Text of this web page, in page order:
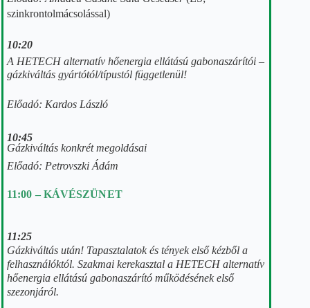
szinkrontolmácsolással)
10:20
A HETECH alternatív hőenergia ellátású gabonaszárítói –
gázkiváltás gyártótól/típustól függetlenül!
Előadó: Kardos László
10:45
Gázkiváltás konkrét megoldásai
Előadó: Petrovszki Ádám
11:00 – KÁVÉSZÜNET
11:25
Gázkiváltás után! Tapasztalatok és tények első kézből a
felhasználóktól. Szakmai kerekasztal a HETECH alternatív
hőenergia ellátású gabonaszárító működésének első
szezonjáról.